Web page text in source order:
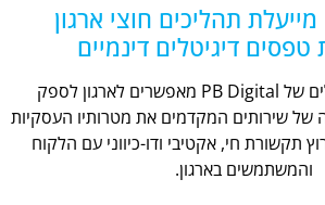
PB Digital מייעלת תהליכים חוצי ארגון
דיגיטלים דינמיים
המסמכים הדיגיטלים של PB Digital מאפשרים לארגון לספק
של שירותים המקדמים את מטרותיו העסקיות
תקשורת חי, אקטיבי ודו-כיווני עם הלקוח
והמשתמשים בארגון.